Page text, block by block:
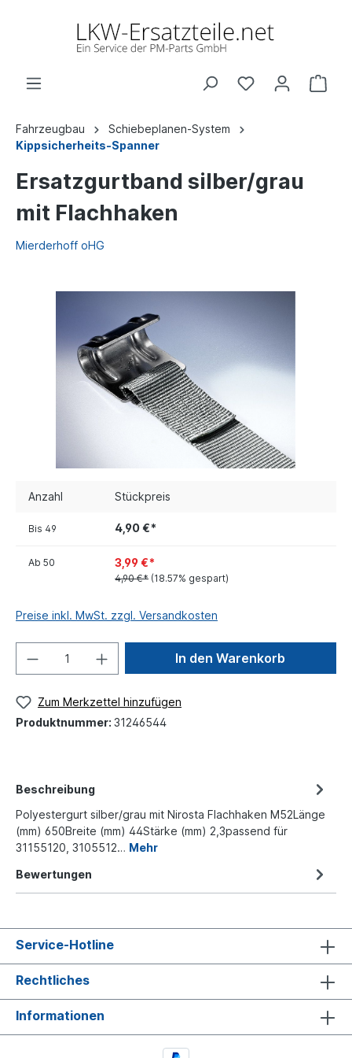
Fahrzeugbau
Schiebeplanen-System
Kippsicherheits-Spanner
Ersatzgurtband silber/grau
mit Flachhaken
Mierderhoff oHG
Anzahl Stückpreis
Bis 49 4,90 €*
Ab 50 3,99 €*
4,90 €* (18.57% gespart)
Preise inkl. MwSt. zzgl. Versandkosten
In den Warenkorb
Zum Merkzettel hinzufügen
Produktnummer: 31246544
Beschreibung
Polyestergurt silber/grau mit Nirosta Flachhaken M52Länge
(mm) 650Breite (mm) 44Stärke (mm) 2,3passend für
31155120, 3105512… Mehr
Bewertungen
Service-Hotline
Rechtliches
Informationen